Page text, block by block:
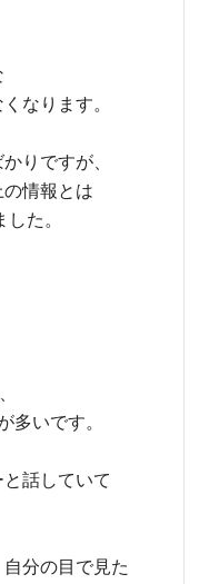
なります。
りですが、
情報とは
た。
多いです。
話していて
自分の目で見た